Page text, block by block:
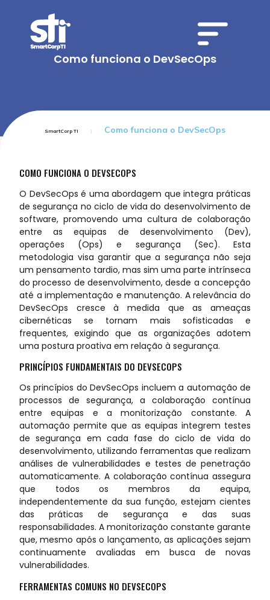
Como funciona o DevSecOps
SmartCorp TI Como funciona o DevSecOps
COMO FUNCIONA O DEVSECOPS
O DevSecOps é uma abordagem que integra práticas
de segurança no ciclo de vida do desenvolvimento de
software, promovendo uma cultura de colaboração
entre as equipas de desenvolvimento (Dev),
operações (Ops) e segurança (Sec). Esta
metodologia visa garantir que a segurança não seja
um pensamento tardio, mas sim uma parte intrínseca
do processo de desenvolvimento, desde a concepção
até a implementação e manutenção. A relevância do
DevSecOps cresce à medida que as ameaças
cibernéticas se tornam mais sofisticadas e
frequentes, exigindo que as organizações adotem
uma postura proativa em relação à segurança.
PRINCÍPIOS FUNDAMENTAIS DO DEVSECOPS
Os princípios do DevSecOps incluem a automação de
processos de segurança, a colaboração contínua
entre equipas e a monitorização constante. A
automação permite que as equipas integrem testes
de segurança em cada fase do ciclo de vida do
desenvolvimento, utilizando ferramentas que realizam
análises de vulnerabilidades e testes de penetração
automaticamente. A colaboração contínua assegura
que todos os membros da equipa,
independentemente da sua função, estejam cientes
das práticas de segurança e das suas
responsabilidades. A monitorização constante garante
que, mesmo após o lançamento, as aplicações sejam
continuamente avaliadas em busca de novas
vulnerabilidades.
FERRAMENTAS COMUNS NO DEVSECOPS